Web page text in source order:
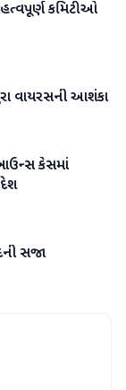
કમિટીઓ
ચાંદીપુરા વાયરસની આશંકા
બાઉન્સ કેસમાં
સજા